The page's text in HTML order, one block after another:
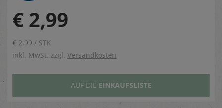
€ 2,99
€ 2,99 / STK
inkl. MwSt. zzgl. Versandkosten
AUF DIE EINKAUFSLISTE